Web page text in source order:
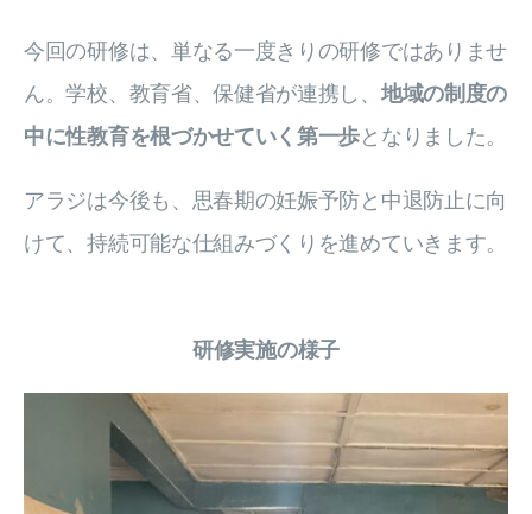
今回の研修は、単なる一度きりの研修ではありませ
ん。学校、教育省、保健省が連携し、 地域の制度の
中に性教育を根づかせていく第一歩となりました。
アラジは今後も、思春期の妊娠予防と中退防止に向
けて、持続可能な仕組みづくりを進めていきます。
研修実施の様子